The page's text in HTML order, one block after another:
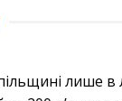
лише в